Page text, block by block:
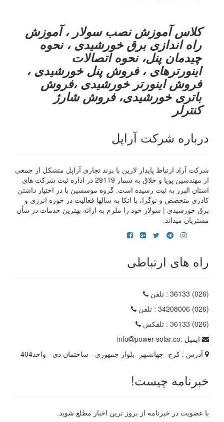
کلاس آموزش نصب سولار ، آموزش
راه اندازی برق خورشیدی ، نحوه
چیدمان پنل، نحوه اتصالات
اینورترهای ، فروش پنل خورشیدی ،
فروش اینورتر خورشیدی ،فروش
باتری خورشیدی، فروش شارژ
کنترلر
درباره شرکت آراپل
شرکت آراد ارتباط پایدار لارین با برند تجاری آراپل متشکل از جمعی
از مهندسین پویا و خلاق به شمار 29119 در اداره ثبت شرکت های
استان البرز به ثبت رسیده است. گروه موسسین با در اختیار داشتن
کادری متخصص و نوگرا، با اتکا به سالها فعالیت در حوزه انرژی و
برق خورشیدی | سولار خود را ملزم به ارائه بهترین خدمات در شاًن
مشتریان میداند.
راه های ارتباطی
(026) 36133
: تلفن
(026) 34208006
: تلفن
(026) 36133
: تلفکس
ایمیل :
info
power-solar.co
آدرس : کرج -جهانشهر- بلوار جمهوری - ساختمان دی - واحد404
خبرنامه چیست!
با عضویت در خبرنامه از بروز ترین اخبار مطلع شوید.